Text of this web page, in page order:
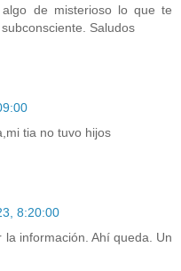
de misterioso lo que te
Saludos
tia no tuvo hijos
8:20:00
información. Ahí queda. Un